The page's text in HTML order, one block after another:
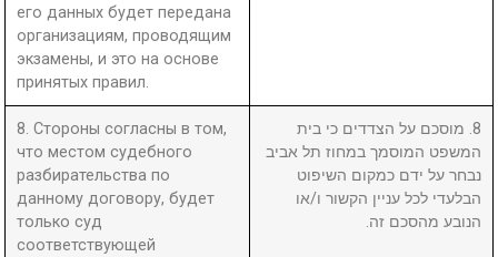
его данных будет передана
организациям, проводящим
экзамены, и это на основе
принятых правил.
8. Стороны согласны в том,
что местом судебного
разбирательства по
данному договору, будет
только суд
соответствующей
8. מוסכם על הצדדים כי בית
המשפט המוסמך במחוז תל אביב
נבחר על ידם כמקום השיפוט
הבלעדי לכל עניין הקשור ו/או
הנובע מהסכם זה.